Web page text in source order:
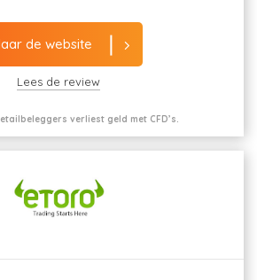
de website
Lees de review
verliest geld met CFD’s.